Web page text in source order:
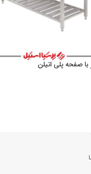
با صفحه پلی اتیلن